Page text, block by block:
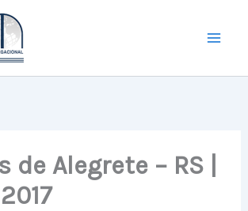
de Alegrete – RS |